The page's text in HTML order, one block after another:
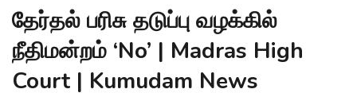
தேர்தல் பரிசு தடுப்பு வழக்கில்
நீதிமன்றம் ‘No’ | Madras High
Court | Kumudam News